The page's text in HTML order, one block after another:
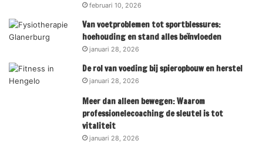
februari 10, 2026
Van voetproblemen tot sportblessures:
hoehouding en stand alles beïnvloeden
januari 28, 2026
De rol van voeding bij spieropbouw en herstel
januari 28, 2026
Meer dan alleen bewegen: Waarom
professionelecoaching de sleutel is tot
vitaliteit
januari 28, 2026